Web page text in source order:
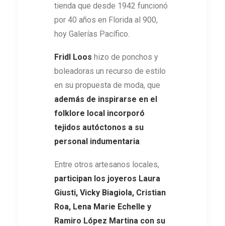
tienda que desde 1942 funcionó
por 40 años en Florida al 900,
hoy Galerías Pacífico.
Fridl Loos hizo de ponchos y
boleadoras un recurso de estilo
en su propuesta de moda, que
además de inspirarse en el
folklore local incorporó
tejidos autóctonos a su
personal indumentaria
Entre otros artesanos locales,
participan los joyeros Laura
Giusti, Vicky Biagiola, Cristian
Roa, Lena Marie Echelle y
Ramiro​ López Martina con su